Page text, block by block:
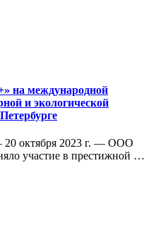
международной
и экологической
20 октября 2023 г. — ООО
участие в престижной …